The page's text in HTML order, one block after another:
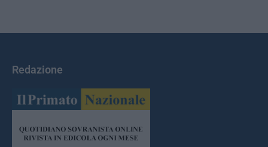
Redazione